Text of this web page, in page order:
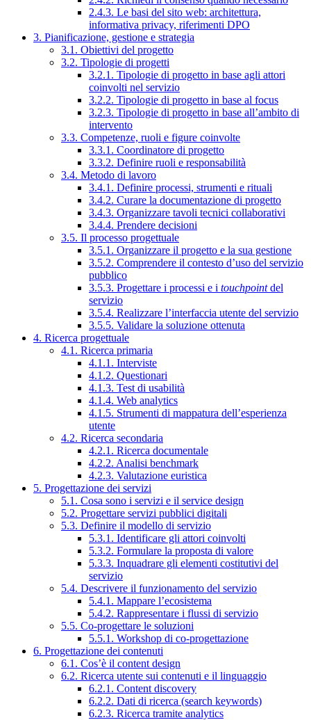
2.4.3. Le basi del sito web: architettura,
informativa privacy, riferimenti DPO
3. Pianificazione, gestione e strategia
3.1. Obiettivi del progetto
3.2. Tipologie di progetti
3.2.1. Tipologie di progetto in base agli attori
coinvolti nel servizio
3.2.2. Tipologie di progetto in base al focus
3.2.3. Tipologie di progetto in base all’ambito di
intervento
3.3. Competenze, ruoli e figure coinvolte
3.3.1. Coordinatore di progetto
3.3.2. Definire ruoli e responsabilità
3.4. Metodo di lavoro
3.4.1. Definire processi, strumenti e rituali
3.4.2. Curare la documentazione di progetto
3.4.3. Organizzare tavoli tecnici collaborativi
3.4.4. Prendere decisioni
3.5. Il processo progettuale
3.5.1. Organizzare il progetto e la sua gestione
3.5.2. Comprendere il contesto d’uso del servizio
pubblico
3.5.3. Progettare i processi e i touchpointdel
servizio
3.5.4. Realizzare l’interfaccia utente del servizio
3.5.5. Validare la soluzione ottenuta
4. Ricerca progettuale
4.1. Ricerca primaria
4.1.1. Interviste
4.1.2. Questionari
4.1.3. Test di usabilità
4.1.4. Web analytics
4.1.5. Strumenti di mappatura dell’esperienza
utente
4.2. Ricerca secondaria
4.2.1. Ricerca documentale
4.2.2. Analisi benchmark
4.2.3. Valutazione euristica
5. Progettazione dei servizi
5.1. Cosa sono i servizi e il service design
5.2. Progettare servizi pubblici digitali
5.3. Definire il modello di servizio
5.3.1. Identificare gli attori coinvolti
5.3.2. Formulare la proposta di valore
5.3.3. Inquadrare gli elementi costitutivi del
servizio
5.4. Descrivere il funzionamento del servizio
5.4.1. Mappare l’ecosistema
5.4.2. Rappresentare i flussi di servizio
5.5. Co-progettare le soluzioni
5.5.1. Workshop di co-progettazione
6. Progettazione dei contenuti
6.1. Cos’è il content design
6.2. Ricerca utente sui contenuti e il linguaggio
6.2.1. Content discovery
6.2.2. Dati di ricerca (search keywords)
6.2.3. Ricerca tramite analytics